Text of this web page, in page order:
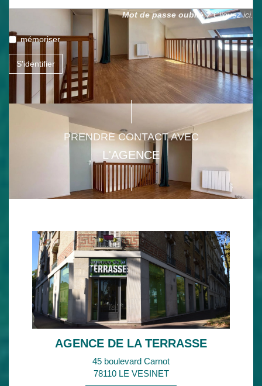
Mot de passe oublié ?Cliquez ici.
mémoriser
S'identifier
PRENDRE CONTACT AVEC
L'AGENCE
AGENCE DE LA TERRASSE
45 boulevard Carnot
78110 LE VESINET